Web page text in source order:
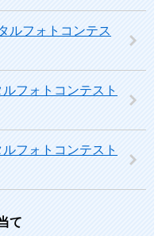
ルフォトコンテス
フォトコンテスト
フォトコンテスト
て